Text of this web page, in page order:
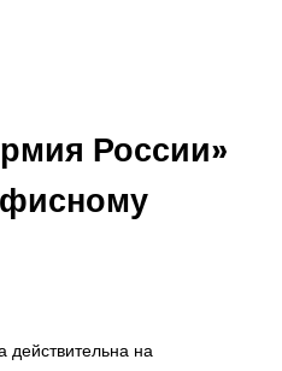
России»
действительна на